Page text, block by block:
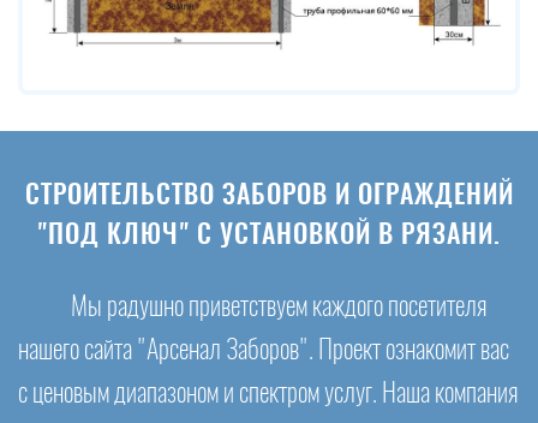
СТРОИТЕЛЬСТВО ЗАБОРОВ И ОГРАЖДЕНИЙ
"ПОД КЛЮЧ" С УСТАНОВКОЙ В РЯЗАНИ.
Мы радушно приветствуем каждого посетителя
нашего сайта "Арсенал Заборов". Проект ознакомит вас
с ценовым диапазоном и спектром услуг. Наша компания